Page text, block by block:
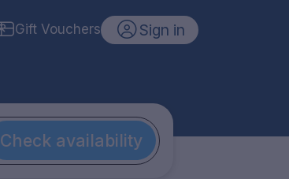
Gift Vouchers Sign in
Check availability